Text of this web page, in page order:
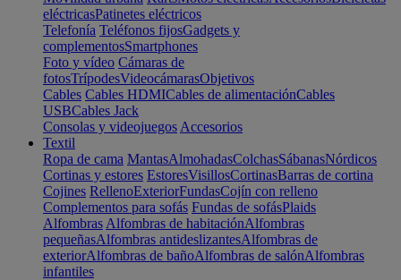
eléctricasPatinetes eléctricos
Telefonía Teléfonos fijosGadgets y
complementosSmartphones
Foto y vídeo Cámaras de
fotosTrípodesVideocámarasObjetivos
Cables Cables HDMICables de alimentaciónCables
USBCables Jack
Consolas y videojuegos Accesorios
Textil
Ropa de cama MantasAlmohadasColchasSábanasNórdicos
Cortinas y estores EstoresVisillosCortinasBarras de cortina
Cojines RellenoExteriorFundasCojín con relleno
Complementos para sofás Fundas de sofásPlaids
Alfombras Alfombras de habitaciónAlfombras
pequeñasAlfombras antideslizantesAlfombras de
exteriorAlfombras de bañoAlfombras de salónAlfombras
infantiles